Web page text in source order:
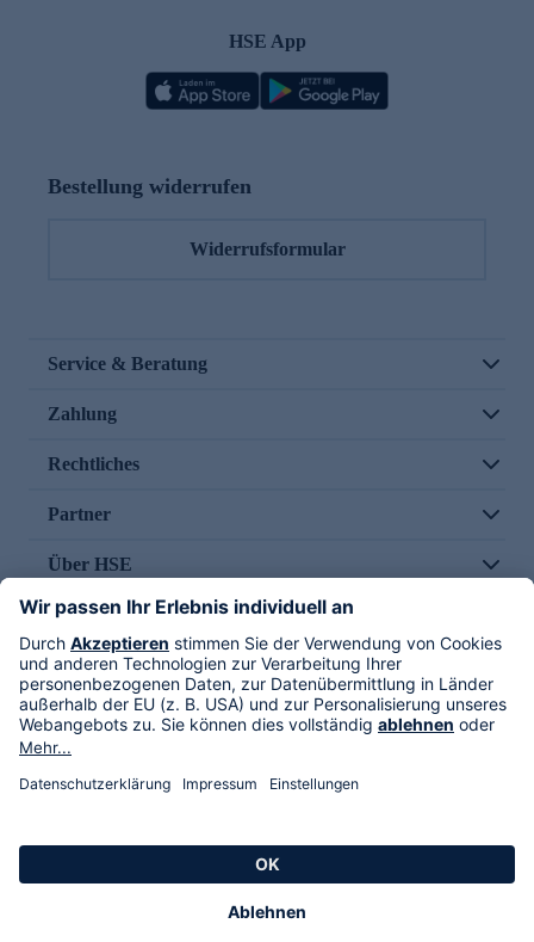
HSE App
Bestellung widerrufen
Widerrufsformular
Service & Beratung
Zahlung
Rechtliches
Partner
Über HSE
Im TV
HSE International